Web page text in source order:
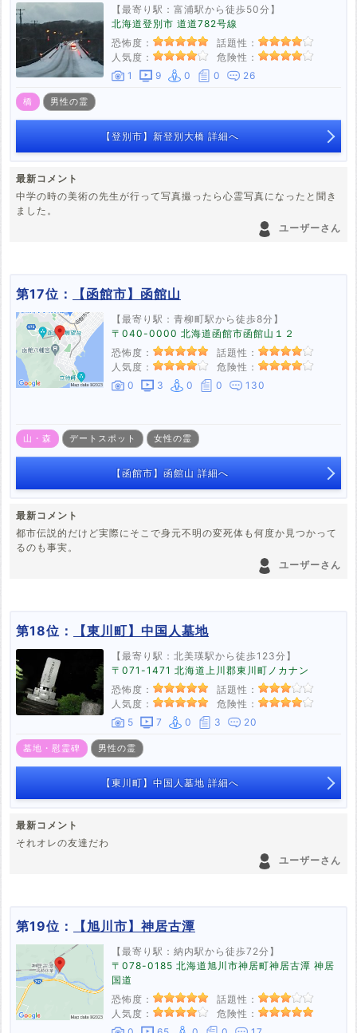
【最寄り駅：富浦駅から徒歩50分】
北海道登別市 道道782号線
恐怖度：
話題性：
人気度：
危険性：
1
9 0 0 26
橋 男性の霊
【登別市】新登別大橋 詳細へ
最新コメント
中学の時の美術の先生が行って写真撮ったら心霊写真になったと聞き
ました。
ユーザーさん
第17位： 【函館市】函館山
【最寄り駅：青柳町駅から徒歩8分】
〒040-0000 北海道函館市函館山１２
恐怖度：
話題性：
人気度：
危険性：
0
3 0 0 130
山・森 デートスポット 女性の霊
【函館市】函館山 詳細へ
最新コメント
都市伝説的だけど実際にそこで身元不明の変死体も何度か見つかって
るのも事実。
ユーザーさん
第18位： 【東川町】中国人墓地
【最寄り駅：北美瑛駅から徒歩123分】
〒071-1471 北海道上川郡東川町ノカナン
恐怖度：
話題性：
人気度：
危険性：
5
7 0 3 20
墓地・慰霊碑 男性の霊
【東川町】中国人墓地 詳細へ
最新コメント
それオレの友達だわ
ユーザーさん
第19位： 【旭川市】神居古潭
【最寄り駅：納内駅から徒歩72分】
〒078-0185 北海道旭川市神居町神居古潭 神居
国道
恐怖度：
話題性：
人気度：
危険性：